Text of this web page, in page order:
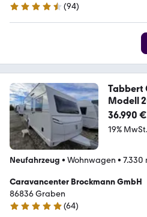
4.7 Sterne
(94)
Tabbert
Modell
36.990 €
19% MwSt.
Neufahrzeug • Wohnwagen • 7.330
Caravancenter Brockmann GmbH
86836 Graben
5 Sterne
(64)